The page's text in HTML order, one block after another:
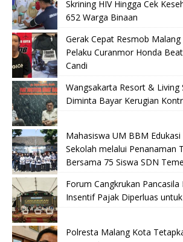
Skrining HIV Hingga Cek
652 Warga Binaan
Gerak Cepat Resmob
Pelaku Curanmor Honda
Candi
Wangsakarta Resort & Living
Diminta Bayar Kerugian
Mahasiswa UM BBM
Sekolah melalui Penanaman
Bersama 75 Siswa SDN
Forum Cangkrukan Pancasila
Insentif Pajak Diperluas
Polresta Malang Kota